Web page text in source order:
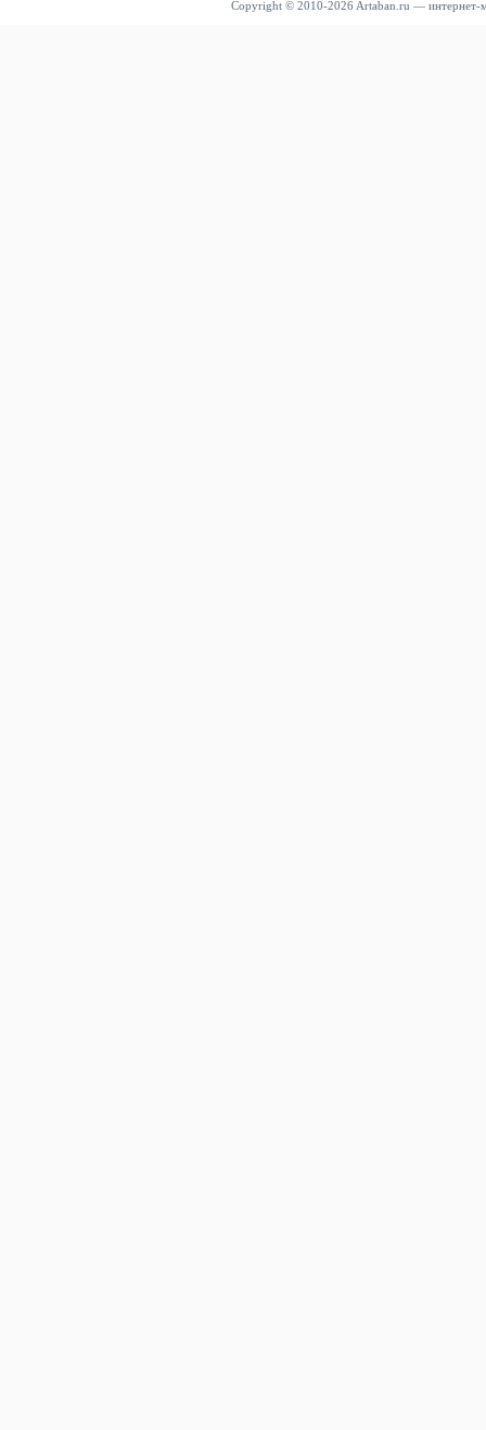
Copyright © 2010-2026 Artaban.ru — интернет-